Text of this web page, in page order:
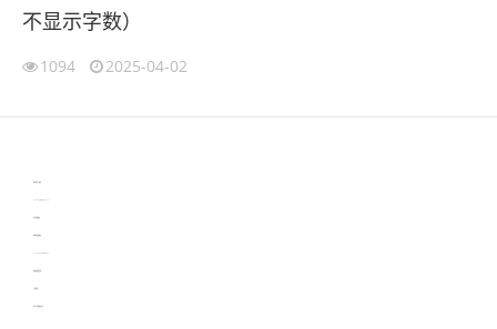
不显示字数）
1094 2025-04-02